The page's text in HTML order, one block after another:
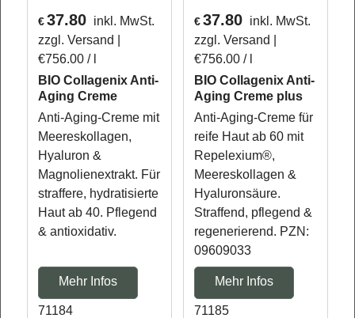
€ 37.80 inkl. MwSt.
zzgl. Versand
€756.00 / l
BIO Collagenix Anti-
Aging Creme
Anti-Aging-Creme mit
Meereskollagen,
Hyaluron &
Magnolienextrakt. Für
straffere, hydratisierte
Haut ab 40. Pflegend
& antioxidativ.
Mehr Infos
71184
€37.80 inkl. MwSt.
zzgl. Versand
€756.00 / l
BIO Collagenix Anti-
Aging Creme plus
Anti-Aging-Creme für
reife Haut ab 60 mit
Repelexium®,
Meereskollagen &
Hyaluronsäure.
Straffend, pflegend &
regenerierend. PZN:
09609033
Mehr Infos
71185